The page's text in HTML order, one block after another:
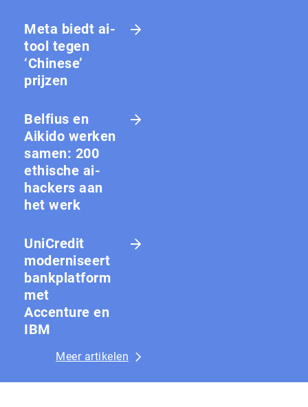
Meta biedt ai-
tool tegen
‘Chinese’
prijzen
Belfius en
Aikido werken
samen: 200
ethische ai-
hackers aan
het werk
UniCredit
moderniseert
bankplatform
met
Accenture en
IBM
Meer artikelen